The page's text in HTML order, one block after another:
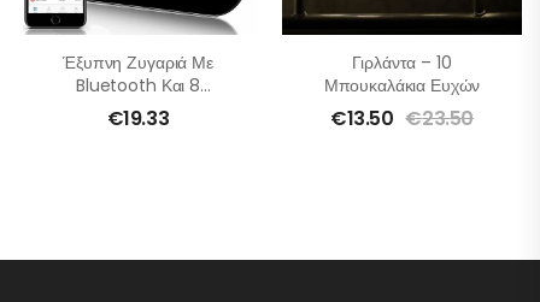
Έξυπνη Ζυγαριά Με
Bluetooth Και 8
Λειτουργίες
€19.33
Γιρλάντα – 10
Μπουκαλάκια Ευχών
€13.50 €23.50